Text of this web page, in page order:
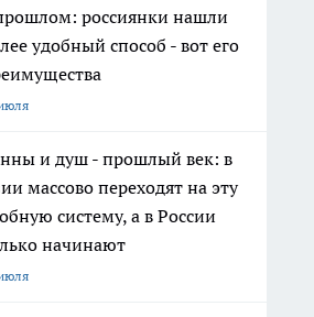
россиянки нашли
удобный способ - вот его
и душ - прошлый век: в
массово переходят на эту
систему, а в России
начинают